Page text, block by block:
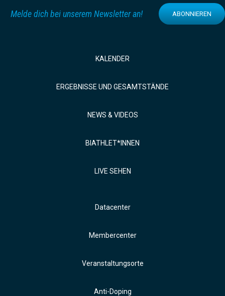
Melde dich bei unserem Newsletter an! ABONNIEREN
KALENDER
ERGEBNISSE UND GESAMTSTÄNDE
NEWS & VIDEOS
BIATHLET*INNEN
LIVE SEHEN
Datacenter
Membercenter
Veranstaltungsorte
Anti-Doping